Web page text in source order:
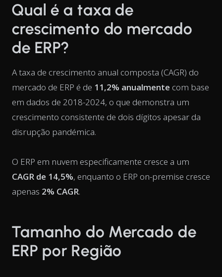
Qual é a taxa de
crescimento do mercado
de ERP?
A taxa de crescimento anual composta (CAGR) do
mercado de ERP é de 11,2% anualmente com base
em dados de 2018-2024, o que demonstra um
crescimento consistente de dois dígitos apesar da
disrupção pandémica.
O ERP em nuvem especificamente cresce a um
CAGR de 14,5%, enquanto o ERP on-premise cresce
apenas 2% CAGR.
Tamanho do Mercado de
ERP por Região